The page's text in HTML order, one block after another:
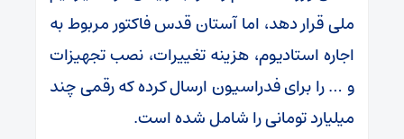
ملی قرار دهد، اما آستان قدس فاکتور مربوط به
اجاره استادیوم، هزینه تغییرات، نصب تجهیزات
و … را برای فدراسیون ارسال کرده که رقمی چند
میلیارد تومانی را شامل شده است.